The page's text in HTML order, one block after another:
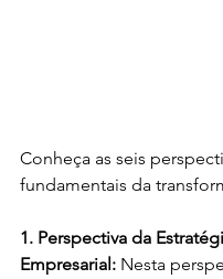
Conheça as seis
fundamentais da
1. Perspectiva da
Empresarial: Nesta